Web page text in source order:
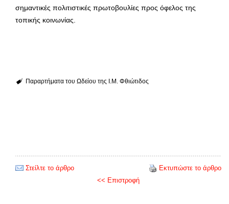
σημαντικές πολιτιστικές πρωτοβουλίες προς όφελος της
τοπικής κοινωνίας.
Παραρτήματα του Ωδείου της Ι.Μ. Φθιώτιδος
Στείλτε το άρθρο
Εκτυπώστε το άρθρο
<< Επιστροφή